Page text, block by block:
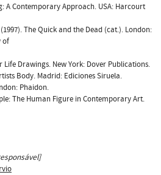
A Contemporary Approach. USA: Harcourt
The Quick and the Dead (cat.). London:
of
Life Drawings. New York: Dover Publications.
Body. Madrid: Ediciones Siruela.
Phaidon.
The Human Figure in Contemporary Art.